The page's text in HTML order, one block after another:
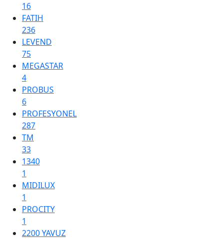
16
FATIH
236
LEVEND
75
MEGASTAR
4
PROBUS
6
PROFESYONEL
287
TM
33
1340
1
MIDILUX
1
PROCITY
1
2200 YAVUZ